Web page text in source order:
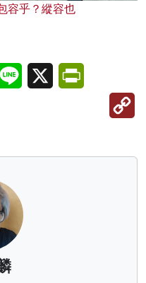
容乎？縱容也
Line X